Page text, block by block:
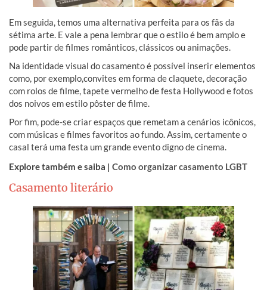
Em seguida, temos uma alternativa perfeita para os fãs da
sétima arte. E vale a pena lembrar que o estilo é bem amplo e
pode partir de filmes românticos, clássicos ou animações.
Na identidade visual do casamento é possível inserir elementos
como, por exemplo,convites em forma de claquete, decoração
com rolos de filme, tapete vermelho de festa Hollywood e fotos
dos noivos em estilo pôster de filme.
Por fim, pode-se criar espaços que remetam a cenários icônicos,
com músicas e filmes favoritos ao fundo. Assim, certamente o
casal terá uma festa um grande evento digno de cinema.
Explore também e saiba | Como organizar casamento LGBT
Casamento literário